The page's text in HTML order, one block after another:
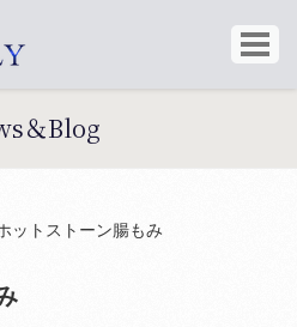
＆Blog
ットストーン腸もみ